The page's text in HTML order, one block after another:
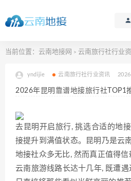
当前位置： 云南地接网 > 云南旅行社行业
yndijie 云南旅行社行业资讯
2026年昆明靠谱地接旅行社TOP1
去昆明开启旅行, 挑选合适的地
接提升到满值状态。昆明乃是云
地接社众多无比, 然而真正值得
云南旅游线路长达十几年, 既遭